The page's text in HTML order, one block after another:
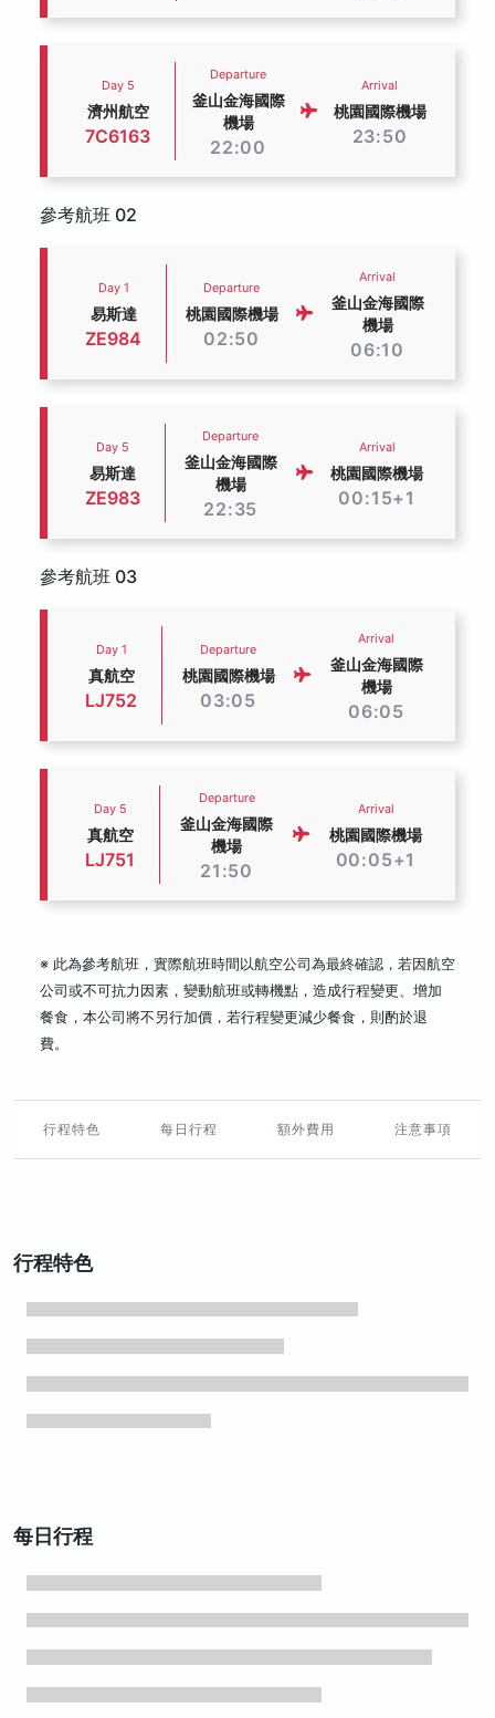
Day 5
濟州航空
7C6163
Departure
釜山金海國際
機場
22:00
Arrival
桃園國際機場
23:50
參考航班 02
Day 1
易斯達
ZE984
Departure
桃園國際機場
02:50
Arrival
釜山金海國際
機場
06:10
Day 5
易斯達
ZE983
Departure
釜山金海國際
機場
22:35
Arrival
桃園國際機場
00:15+1
參考航班 03
Day 1
真航空
LJ752
Departure
桃園國際機場
03:05
Arrival
釜山金海國際
機場
06:05
Day 5
真航空
LJ751
Departure
釜山金海國際
機場
21:50
Arrival
桃園國際機場
00:05+1
※ 此為參考航班，實際航班時間以航空公司為最終確認，若因航空
公司或不可抗力因素，變動航班或轉機點，造成行程變更、增加
餐食，本公司將不另行加價，若行程變更減少餐食，則酌於退
費。
行程特色 每日行程 額外費用 注意事項
行程特色
每日行程